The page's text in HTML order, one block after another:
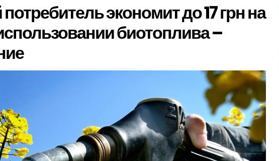
экономит до 17 грн на
биотоплива –